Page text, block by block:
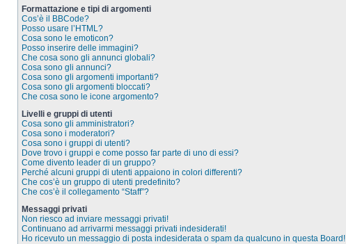
Formattazione e tipi di argomenti
Cos’è il BBCode?
Posso usare l’HTML?
Cosa sono le emoticon?
Posso inserire delle immagini?
Che cosa sono gli annunci globali?
Cosa sono gli annunci?
Cosa sono gli argomenti importanti?
Cosa sono gli argomenti bloccati?
Che cosa sono le icone argomento?
Livelli e gruppi di utenti
Cosa sono gli amministratori?
Cosa sono i moderatori?
Cosa sono i gruppi di utenti?
Dove trovo i gruppi e come posso far parte di uno di essi?
Come divento leader di un gruppo?
Perché alcuni gruppi di utenti appaiono in colori differenti?
Che cos’è un gruppo di utenti predefinito?
Che cos’è il collegamento “Staff”?
Messaggi privati
Non riesco ad inviare messaggi privati!
Continuano ad arrivarmi messaggi privati indesiderati!
Ho ricevuto un messaggio di posta indesiderata o spam da qualcuno in questa Board!